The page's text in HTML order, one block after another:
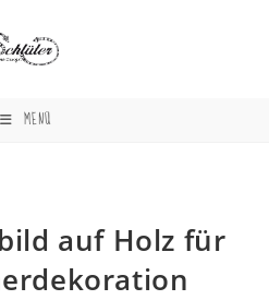
MENÜ
auf Holz für